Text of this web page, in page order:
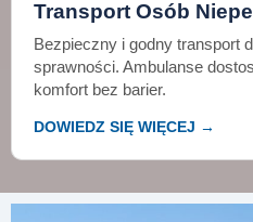
Transport Osób
Bezpieczny i godny transport
sprawności. Ambulanse
komfort bez barier.
DOWIEDZ SIĘ WIĘCEJ →